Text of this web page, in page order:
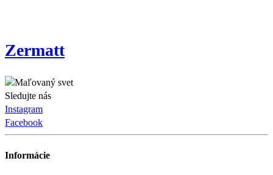
Zermatt
Sledujte nás
Instagram
Facebook
Informácie